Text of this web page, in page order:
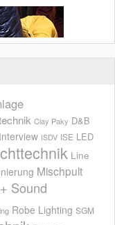
Clay Paky D&B
Interview ISDV ISE LED
Line
Mischpult
Sound
Robe Lighting SGM